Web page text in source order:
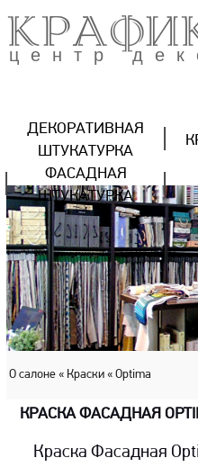
центр
ДЕКОРАТИВНАЯ
ШТУКАТУРКА
ФАСАДНАЯ
ШТУКАТУРКА
О салоне « Краски « Optima
КРАСКА ФАСАДНАЯ
Краска Фасадная